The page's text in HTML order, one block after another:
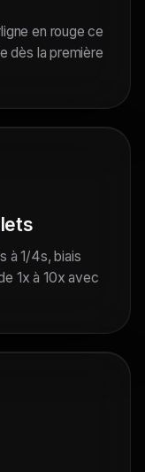
en rouge ce
dès la première
à 1/4s, biais
1x à 10x avec